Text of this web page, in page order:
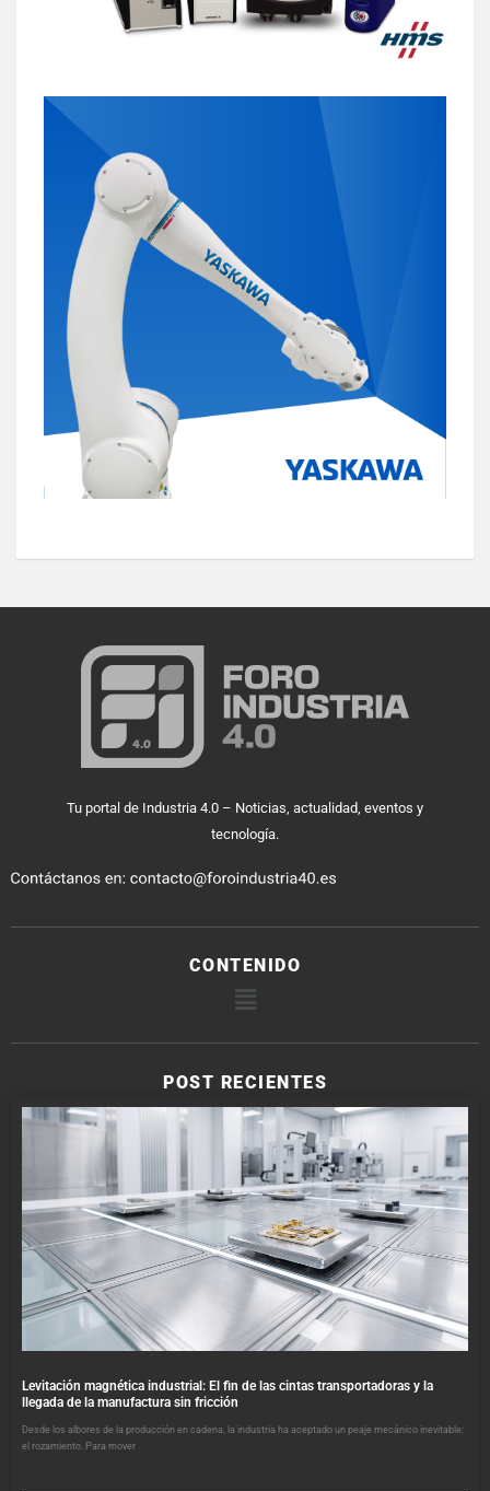
Tu portal de Industria 4.0 – Noticias, actualidad, eventos y
tecnología.
CONTENIDO
POST RECIENTES
Levitación magnética industrial: El fin de las cintas transportadoras y la
llegada de la manufactura sin fricción
Desde los albores de la producción en cadena, la industria ha aceptado un peaje mecánico inevitable:
el rozamiento. Para mover